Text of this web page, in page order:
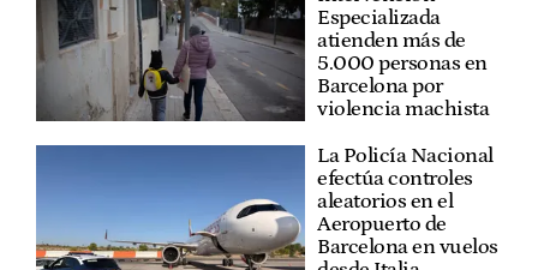
Especializada
atienden más de
5.000 personas en
Barcelona por
violencia machista
La Policía Nacional
efectúa controles
aleatorios en el
Aeropuerto de
Barcelona en vuelos